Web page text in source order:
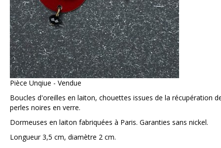
Pièce Unqiue - Vendue
Boucles d'oreilles en laiton, chouettes issues de la récupération
perles noires en verre.
Dormeuses en laiton fabriquées à Paris. Garanties sans nickel.
Longueur 3,5 cm, diamètre 2 cm.